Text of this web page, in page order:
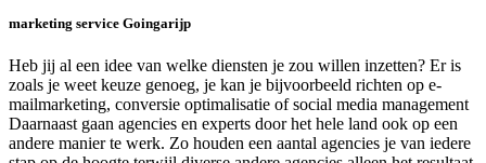
marketing service Goingarijp
Heb jij al een idee van welke diensten je zou willen inzetten? Er is
zoals je weet keuze genoeg, je kan je bijvoorbeeld richten op e-
mailmarketing, conversie optimalisatie of social media management
Daarnaast gaan agencies en experts door het hele land ook op een
andere manier te werk. Zo houden een aantal agencies je van iedere